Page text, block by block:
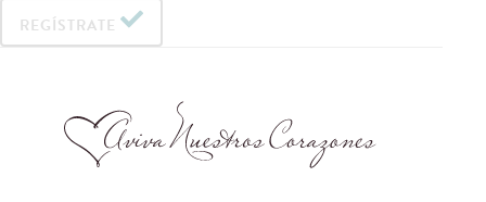
REGÍSTRATE